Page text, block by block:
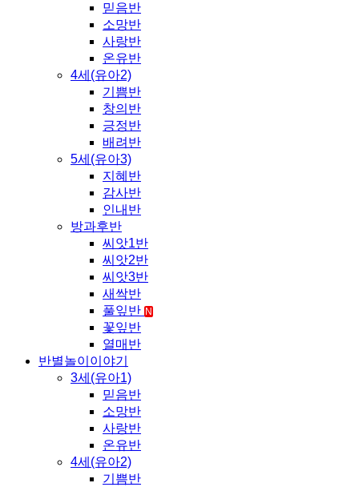
믿음반
소망반
사랑반
온유반
4세(유아2)
기쁨반
창의반
긍정반
배려반
5세(유아3)
지혜반
감사반
인내반
방과후반
씨앗1반
씨앗2반
씨앗3반
새싹반
풀잎반 N
꽃잎반
열매반
반별놀이이야기
3세(유아1)
믿음반
소망반
사랑반
온유반
4세(유아2)
기쁨반